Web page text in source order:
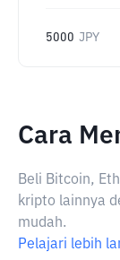
5000 JPY
Cara
Beli Bitcoin,
kripto lainnya
mudah.
Pelajari lebih